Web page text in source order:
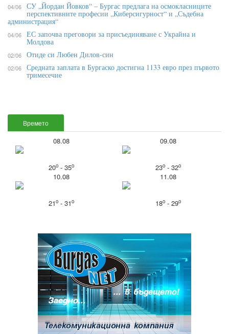
Времето
08.08
20o- 35o
09.08
23o- 32o
10.08
21o- 31o
11.08
18o- 29o
04/06 СУ „Йордан Йовков“ – Бургас предлага на осмокласниците
перспективните професии „Киберсигурност“ и „Съдебна
администрация“
04/06 ЕС започва преговори за присъединяване с Украйна и
Молдова
02/06 Отиде си Любен Дилов-син
02/06 Средната заплата в Бургаско достигна 1133 евро през първото
тримесечие